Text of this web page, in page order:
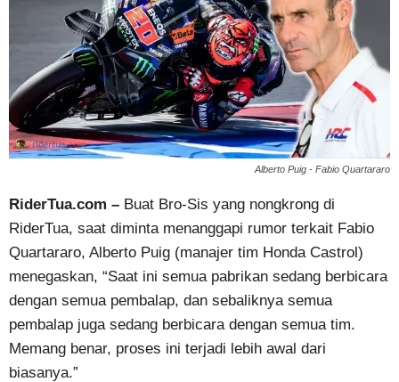
Alberto Puig - Fabio Quartararo
RiderTua.com – Buat Bro-Sis yang nongkrong di
RiderTua, saat diminta menanggapi rumor terkait Fabio
Quartararo, Alberto Puig (manajer tim Honda Castrol)
menegaskan, “Saat ini semua pabrikan sedang berbicara
dengan semua pembalap, dan sebaliknya semua
pembalap juga sedang berbicara dengan semua tim.
Memang benar, proses ini terjadi lebih awal dari
biasanya.”